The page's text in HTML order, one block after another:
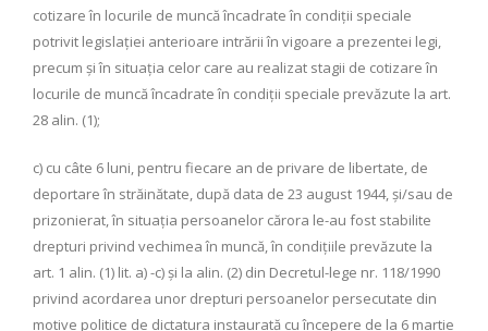
cotizare în locurile de muncă încadrate în condiţii speciale
potrivit legislaţiei anterioare intrării în vigoare a prezentei legi,
precum şi în situaţia celor care au realizat stagii de cotizare în
locurile de muncă încadrate în condiţii speciale prevăzute la art.
28 alin. (1);
c) cu câte 6 luni, pentru fiecare an de privare de libertate, de
deportare în străinătate, după data de 23 august 1944, şi/sau de
prizonierat, în situaţia persoanelor cărora le-au fost stabilite
drepturi privind vechimea în muncă, în condiţiile prevăzute la
art. 1 alin. (1) lit. a) -c) şi la alin. (2) din Decretul-lege nr. 118/1990
privind acordarea unor drepturi persoanelor persecutate din
motive politice de dictatura instaurată cu începere de la 6 martie